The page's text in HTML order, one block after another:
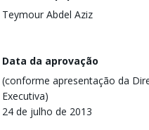
Teymour Abdel Aziz
Data da aprovação
(conforme apresentação da
Executiva)
24 de julho de 2013